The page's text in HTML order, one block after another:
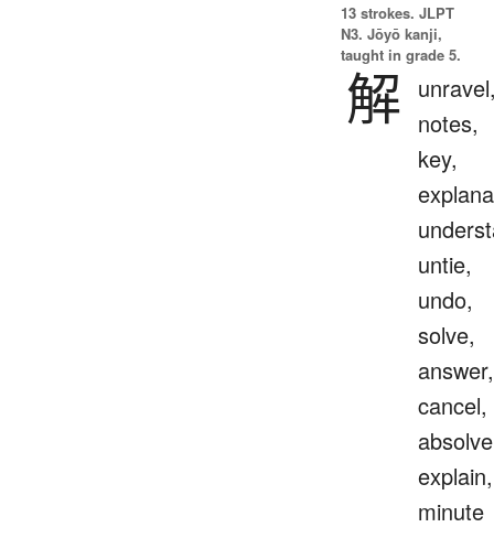
13 strokes. JLPT
N3. Jōyō kanji,
taught in grade 5.
解 notes,
key,
untie,
undo,
solve,
answer,
cancel,
explain,
minute